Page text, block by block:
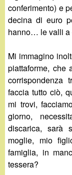
conferimento) e
decina di euro
hanno… le valli a
Mi immagino
piattaforme, che
corrispondenza
faccia tutto ciò,
mi trovi,
giorno,
discarica, sarà
moglie, mio
famiglia, in
tessera?